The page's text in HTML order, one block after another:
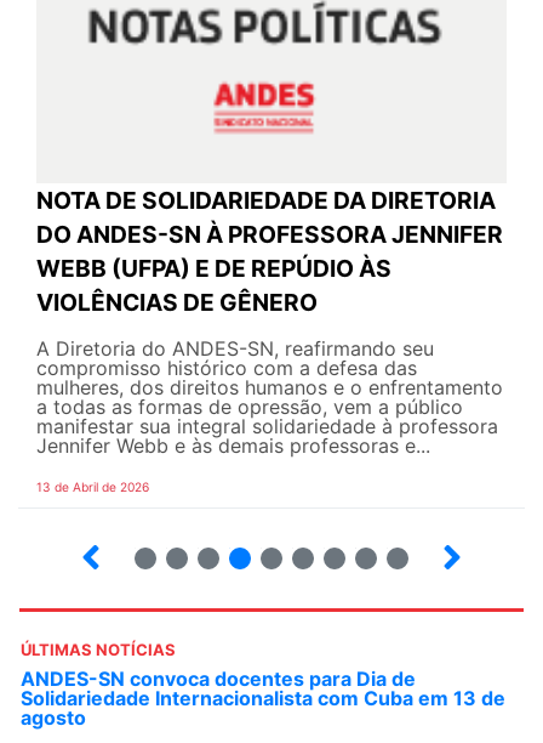
NOTA DE SOLIDARIEDADE DA DIRETORIA
DO ANDES-SN À PROFESSORA JENNIFER
WEBB (UFPA) E DE REPÚDIO ÀS
VIOLÊNCIAS DE GÊNERO
A Diretoria do ANDES-SN, reafirmando seu
compromisso histórico com a defesa das
mulheres, dos direitos humanos e o enfrentamento
a todas as formas de opressão, vem a público
manifestar sua integral solidariedade à professora
Jennifer Webb e às demais professoras e...
13 de Abril de 2026
ÚLTIMAS NOTÍCIAS
ANDES-SN convoca docentes para Dia de
Solidariedade Internacionalista com Cuba em 13 de
agosto